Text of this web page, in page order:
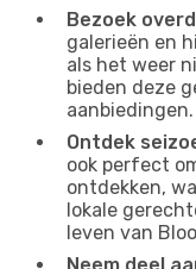
Bezoek
galerieën en
als het weer
bieden deze
aanbiedingen.
Ontdek
ook perfect
ontdekken,
lokale
leven van